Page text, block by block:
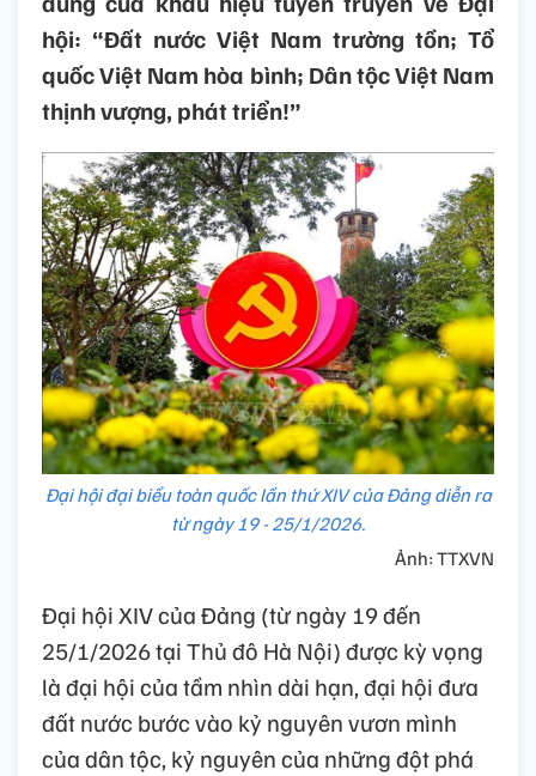
hội: “Đất nước Việt Nam trường tồn; Tổ
quốc Việt Nam hòa bình; Dân tộc Việt Nam
thịnh vượng, phát triển!”
Đại hội đại biểu toàn quốc lần thứ XIV của Đảng diễn ra
từ ngày 19 - 25/1/2026.
Ảnh: TTXVN
Đại hội XIV của Đảng (từ ngày 19 đến
25/1/2026 tại Thủ đô Hà Nội) được kỳ vọng
là đại hội của tầm nhìn dài hạn, đại hội đưa
đất nước bước vào kỷ nguyên vươn mình
của dân tộc, kỷ nguyên của những đột phá